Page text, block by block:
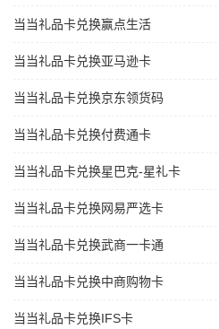
当当礼品卡兑换赢点生活
当当礼品卡兑换亚马逊卡
当当礼品卡兑换京东领货码
当当礼品卡兑换付费通卡
当当礼品卡兑换星巴克-星礼卡
当当礼品卡兑换网易严选卡
当当礼品卡兑换武商一卡通
当当礼品卡兑换中商购物卡
当当礼品卡兑换IFS卡